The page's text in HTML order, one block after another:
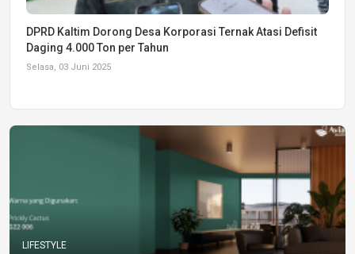
DPRD Kaltim Dorong Desa Korporasi Ternak Atasi Defisit
Daging 4.000 Ton per Tahun
Selasa, 03 Juni 2025
LIFESTYLE